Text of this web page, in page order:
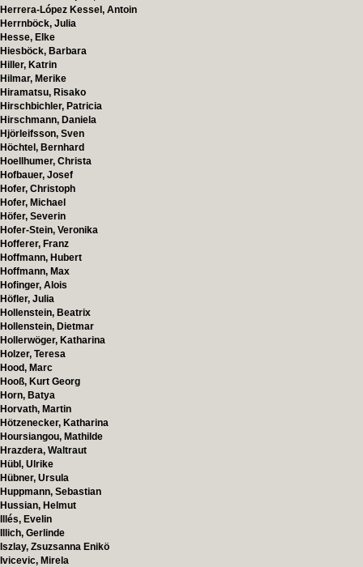
Herrera-López Kessel, Antoin
Herrnböck, Julia
Hesse, Elke
Hiesböck, Barbara
Hiller, Katrin
Hilmar, Merike
Hiramatsu, Risako
Hirschbichler, Patricia
Hirschmann, Daniela
Hjörleifsson, Sven
Höchtel, Bernhard
Hoellhumer, Christa
Hofbauer, Josef
Hofer, Christoph
Hofer, Michael
Höfer, Severin
Hofer-Stein, Veronika
Hofferer, Franz
Hoffmann, Hubert
Hoffmann, Max
Hofinger, Alois
Höfler, Julia
Hollenstein, Beatrix
Hollenstein, Dietmar
Hollerwöger, Katharina
Holzer, Teresa
Hood, Marc
Hooß, Kurt Georg
Horn, Batya
Horvath, Martin
Hötzenecker, Katharina
Hoursiangou, Mathilde
Hrazdera, Waltraut
Hübl, Ulrike
Hübner, Ursula
Huppmann, Sebastian
Hussian, Helmut
Illés, Evelin
Illich, Gerlinde
Iszlay, Zsuzsanna Enikö
Ivicevic, Mirela